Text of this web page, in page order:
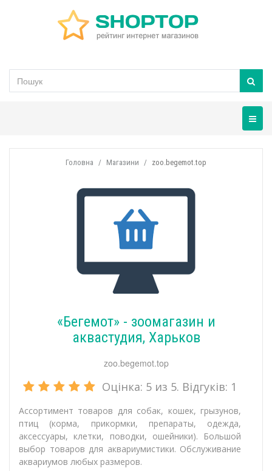
Головна Магазини zoo.begemot.top
«Бегемот» - зоомагазин и
аквастудия, Харьков
zoo.begemot.top
Оцінка: 5 из 5. Відгуків: 1
Ассортимент товаров для собак, кошек, грызунов,
птиц (корма, прикормки, препараты, одежда,
аксессуары, клетки, поводки, ошейники). Большой
выбор товаров для аквариумистики. Обслуживание
аквариумов любых размеров.